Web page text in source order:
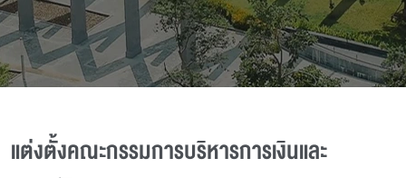
แต่งตั้งคณะกรรมการบริหารการเงินและ